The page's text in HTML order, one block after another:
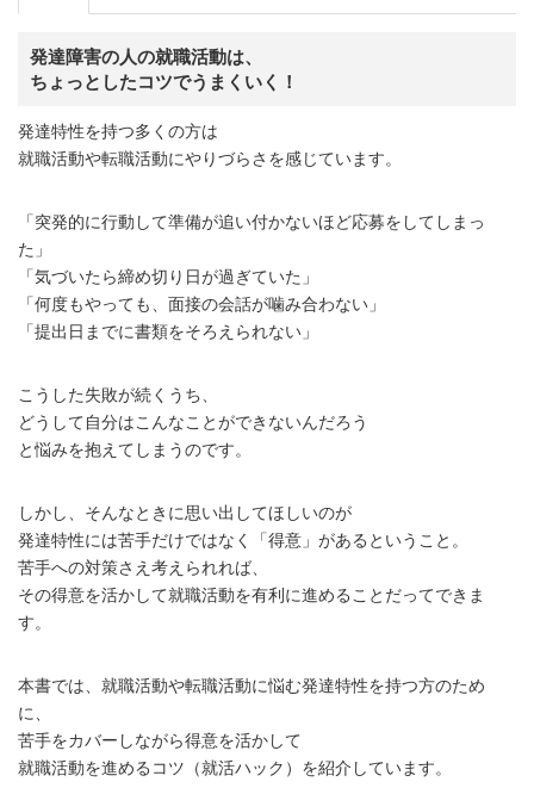
発達障害の人の就職活動は、
ちょっとしたコツでうまくいく！
発達特性を持つ多くの方は
就職活動や転職活動にやりづらさを感じています。
「突発的に行動して準備が追い付かないほど応募をしてしまっ
た」
「気づいたら締め切り日が過ぎていた」
「何度もやっても、面接の会話が噛み合わない」
「提出日までに書類をそろえられない」
こうした失敗が続くうち、
どうして自分はこんなことができないんだろう
と悩みを抱えてしまうのです。
しかし、そんなときに思い出してほしいのが
発達特性には苦手だけではなく「得意」があるということ。
苦手への対策さえ考えられれば、
その得意を活かして就職活動を有利に進めることだってできま
す。
本書では、就職活動や転職活動に悩む発達特性を持つ方のため
に、
苦手をカバーしながら得意を活かして
就職活動を進めるコツ（就活ハック）を紹介しています。